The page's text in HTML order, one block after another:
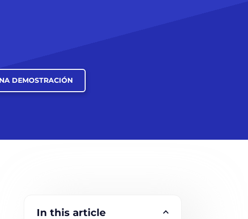
DEMOSTRACIÓN
In this article